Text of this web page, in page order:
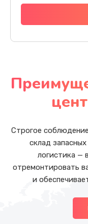
Строгое
склад
логистика —
отремонтировать
и